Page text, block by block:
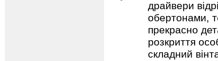
драйвери
обертонами,
прекрасно
розкриття
складний